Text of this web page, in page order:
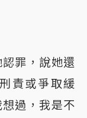
罪，說她還
責或爭取緩
過，我是不